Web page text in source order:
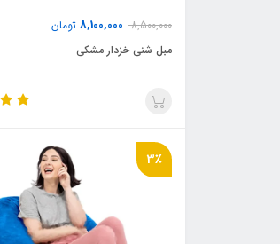
8,500,000
8,100,000 تومان
مبل شنی خزدار مشکی
3٪